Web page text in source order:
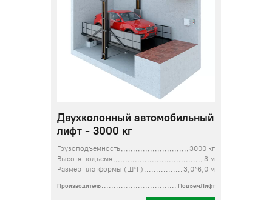
Двухколонный автомобильный
лифт - 3000 кг
Грузоподъемность
3000 кг
Высота подъема
3 м
Размер платформы (Ш*Г)
3,0*6,0 м
Производитель ПодъемЛифт